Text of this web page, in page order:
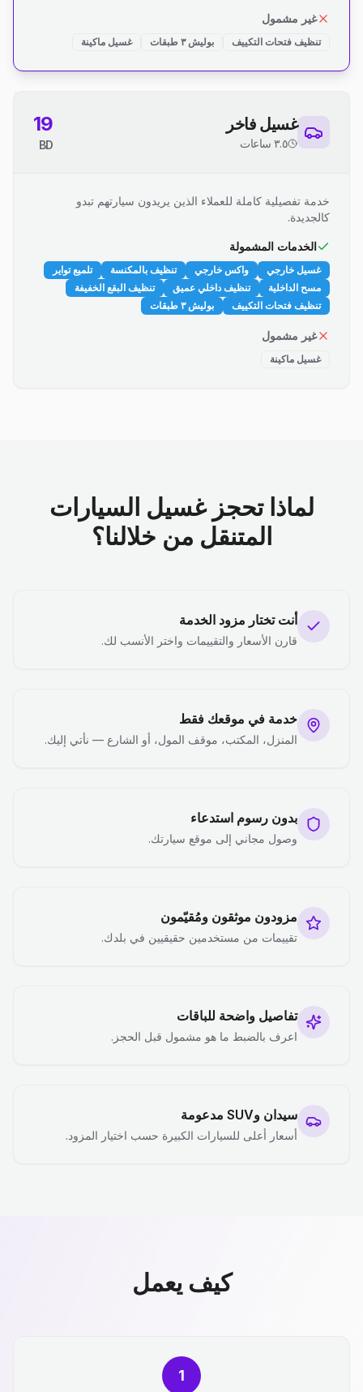
غير مشمول
تنظيف فتحات التكييف بوليش ٣ طبقات غسيل ماكينة
غسيل فاخر
٣.٥ ساعات
19
BD
خدمة تفصيلية كاملة للعملاء الذين يريدون سيارتهم تبدو
كالجديدة.
الخدمات المشمولة
غسيل خارجي واكس خارجي تنظيف بالمكنسة
تلميع تواير
مسح الداخلية
تنظيف داخلي عميق
تنظيف البقع الخفيفة
تنظيف فتحات التكييف
بوليش ٣ طبقات
غير مشمول
غسيل ماكينة
لماذا تحجز غسيل السيارات
المتنقل من خلالنا؟
أنت تختار مزود الخدمة
قارن الأسعار والتقييمات واختر الأنسب لك.
خدمة في موقعك فقط
المنزل، المكتب، موقف المول، أو الشارع — نأتي إليك.
بدون رسوم استدعاء
وصول مجاني إلى موقع سيارتك.
مزودون موثقون ومُقيّمون
تقييمات من مستخدمين حقيقيين في بلدك.
تفاصيل واضحة للباقات
اعرف بالضبط ما هو مشمول قبل الحجز.
سيدان وSUV مدعومة
أسعار أعلى للسيارات الكبيرة حسب اختيار المزود.
كيف يعمل
1